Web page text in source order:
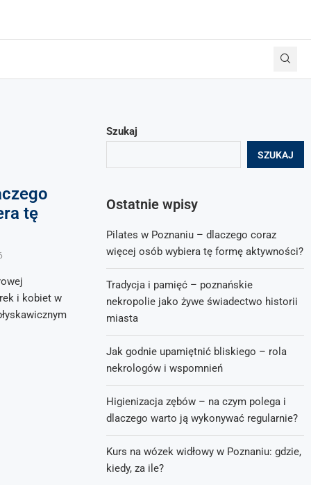
tę
i kobiet w
Szukaj
SZUKAJ
Ostatnie wpisy
Pilates w Poznaniu – dlaczego coraz
więcej osób wybiera tę formę aktywności?
Tradycja i pamięć – poznańskie
nekropolie jako żywe świadectwo historii
miasta
Jak godnie upamiętnić bliskiego – rola
nekrologów i wspomnień
Higienizacja zębów – na czym polega i
dlaczego warto ją wykonywać regularnie?
Kurs na wózek widłowy w Poznaniu: gdzie,
kiedy, za ile?